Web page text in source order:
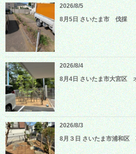
2026/8/5
8月5日 さいたま市 伐採
2026/8/4
8月4日 さいたま市大宮区
2026/8/3
8月３日 さいたま市浦和区